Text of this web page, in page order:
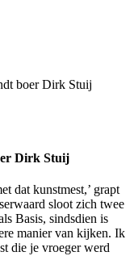
boer Dirk Stuij
Dirk Stuij
dat kunstmest,’ grapt
sloot zich twee
Basis, sindsdien is
manier van kijken. Ik
die je vroeger werd